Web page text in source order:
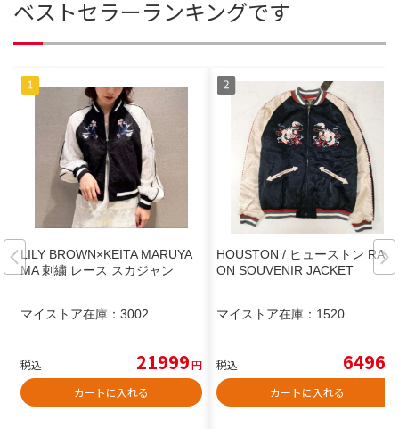
ベストセラーランキングです
LILY BROWN×KEITA MARUYA
MA 刺繍 レース スカジャン
マイストア在庫： 3002
税込 21999円
カートに入れる
HOUSTON / ヒューストン RAY
ON SOUVENIR JACKET
マイストア在庫： 1520
税込 6496
カートに入れる